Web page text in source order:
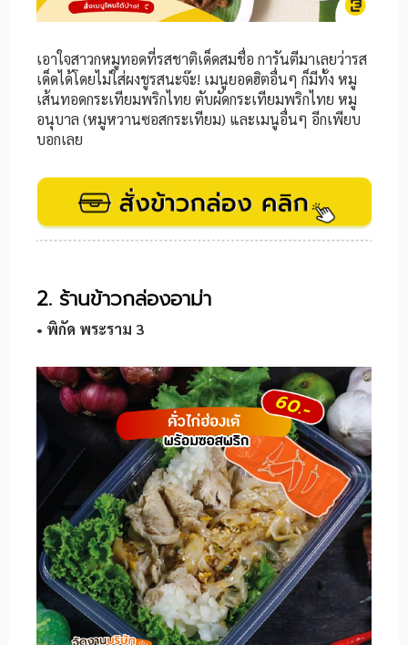
เอาใจสาวกหมูทอดที่รสชาติเด็ดสมชื่อ การันตีมาเลยว่ารส
เด็ดได้โดยไม่ใส่ผงชูรสนะจ๊ะ! เมนูยอดฮิตอื่นๆ ก็มีทั้ง หมู
เส้นทอดกระเทียมพริกไทย ตับผัดกระเทียมพริกไทย หมู
อนุบาล (หมูหวานซอสกระเทียม) และเมนูอื่นๆ อีกเพียบ
บอกเลย
2. ร้านข้าวกล่องอาม่า
• พิกัด พระราม 3